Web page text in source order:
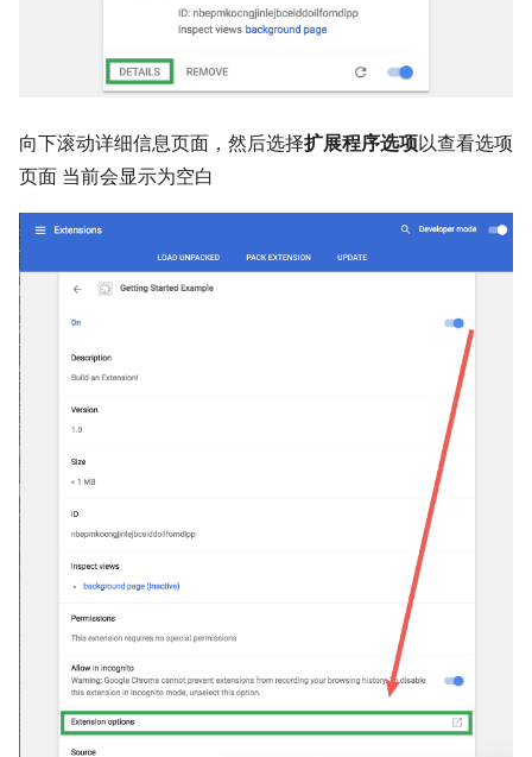
向下滚动详细信息页面，然后选择扩展程序选项以查看选项
页面 当前会显示为空白